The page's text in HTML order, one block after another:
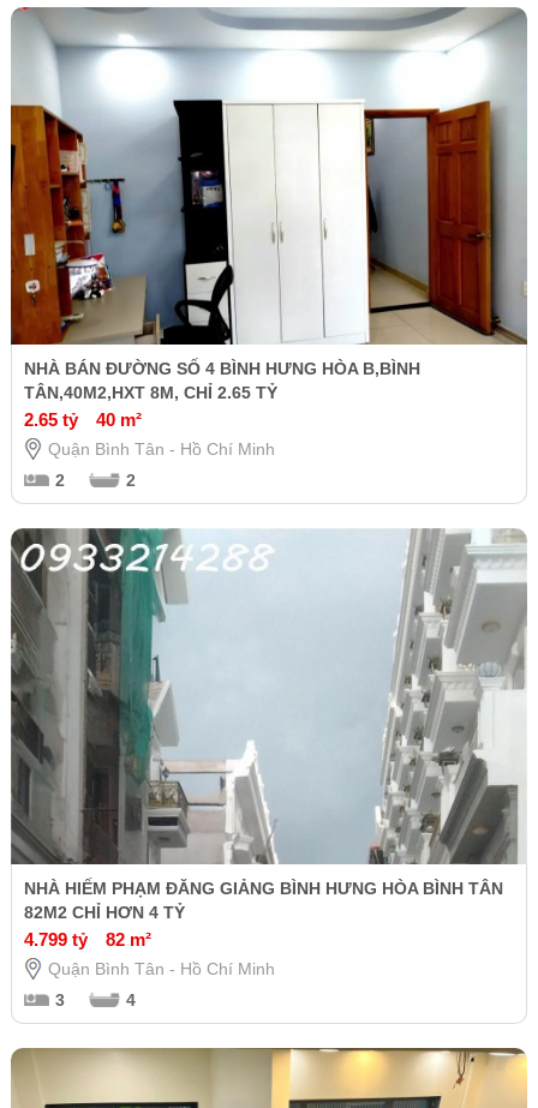
NHÀ BÁN ĐƯỜNG SỐ 4 BÌNH HƯNG HÒA B,BÌNH
TÂN,40M2,HXT 8M, CHỈ 2.65 TỶ
2.65 tỷ 40 m²
Quận Bình Tân - Hồ Chí Minh
2
2
NHÀ HIẾM PHẠM ĐĂNG GIẢNG BÌNH HƯNG HÒA BÌNH TÂN
82M2 CHỈ HƠN 4 TỶ
4.799 tỷ 82 m²
Quận Bình Tân - Hồ Chí Minh
3
4